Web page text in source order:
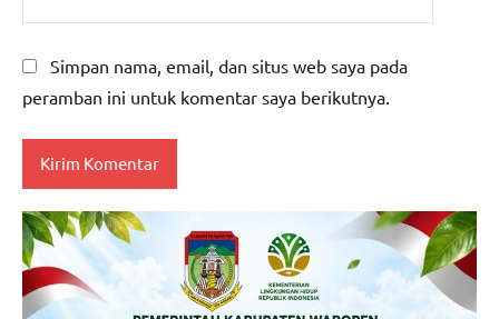
Simpan nama, email, dan situs web saya pada
peramban ini untuk komentar saya berikutnya.